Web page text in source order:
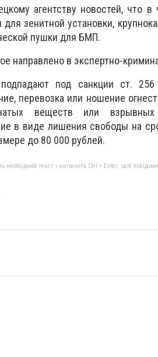
агентству новостей, что в
зенитной установки,
пушки для БМП.
направлено в экспертно-
подпадают под санкции ст.
перевозка или ношение
веществ или
в виде лишения свободы на
до 80 000 рублей.
текст і натисніть Ctrl + Enter, щоб